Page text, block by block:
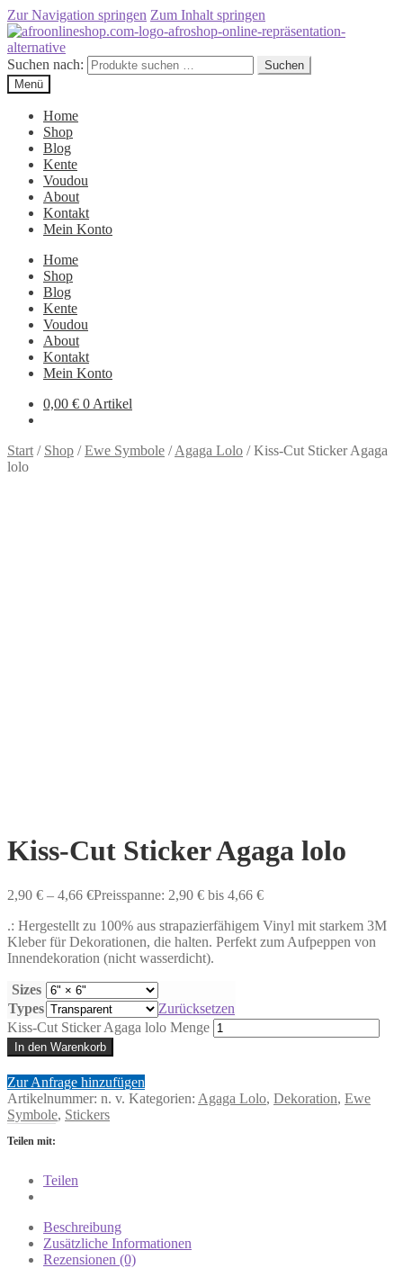
Zur Navigation springen Zum Inhalt springen
Suchen nach:
Suchen
Menü
Home
Shop
Blog
Kente
Voudou
About
Kontakt
Mein Konto
Home
Shop
Blog
Kente
Voudou
About
Kontakt
Mein Konto
0,00 € 0 Artikel
Start / Shop /Ewe Symbole /Agaga Lolo /Kiss-Cut Sticker Agaga
lolo
Kiss-Cut Sticker Agaga lolo
2,90 € – 4,66 €Preisspanne: 2,90 € bis 4,66 €
.: Hergestellt zu 100% aus strapazierfähigem Vinyl mit starkem 3M
Kleber für Dekorationen, die halten. Perfekt zum Aufpeppen von
Innendekoration (nicht wasserdicht).
Sizes
Types
Zurücksetzen
Kiss-Cut Sticker Agaga lolo Menge
In den Warenkorb
Zur Anfrage hinzufügen
Artikelnummer: n. v. Kategorien: Agaga Lolo, Dekoration, Ewe
Symbole, Stickers
Teilen mit:
Teilen
Beschreibung
Zusätzliche Informationen
Rezensionen (0)